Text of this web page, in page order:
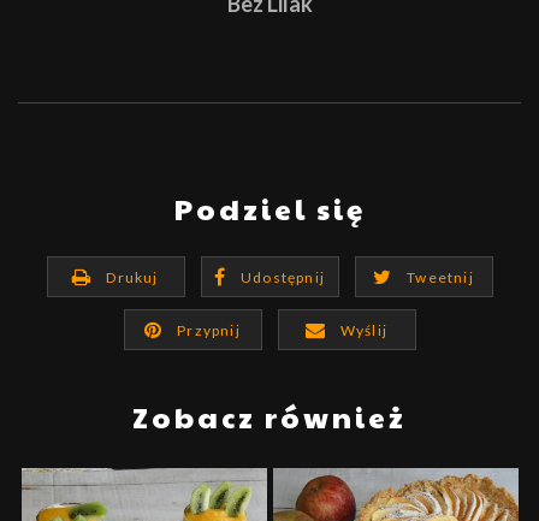
Podziel się
Drukuj Udostępnij Tweetnij
Przypnij Wyślij
Zobacz również